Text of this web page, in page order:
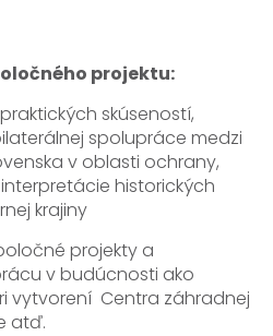
projektu:
skúseností,
spolupráce medzi
v oblasti ochrany,
historických
krajiny
projekty a
v budúcnosti ako
vytvorení Centra záhradnej
atď.